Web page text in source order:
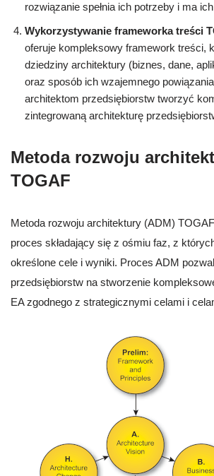
rozwiązanie spełnia ich potrzeby i ma
Wykorzystywanie frameworka treści
oferuje kompleksowy framework treści,
dziedziny architektury (biznes, dane,
oraz sposób ich wzajemnego
architektom przedsiębiorstw tworzyć
zintegrowaną architekturę
Metoda rozwoju
TOGAF
Metoda rozwoju architektury (ADM)
proces składający się z ośmiu faz, z
określone cele i wyniki. Proces ADM
przedsiębiorstw na stworzenie
EA zgodnego z strategicznymi celami i